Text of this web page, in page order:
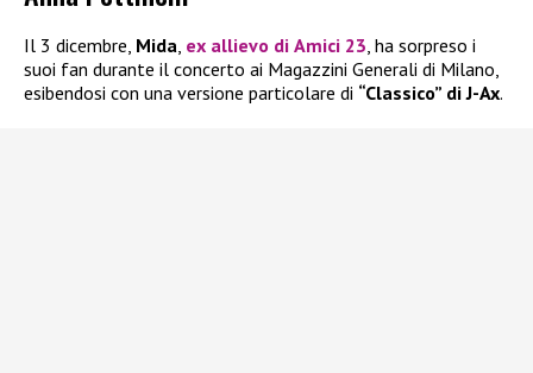
Il 3 dicembre, Mida, ex allievo di Amici 23, ha sorpreso i
suoi fan durante il concerto ai Magazzini Generali di Milano,
esibendosi con una versione particolare di “Classico” di J-Ax.